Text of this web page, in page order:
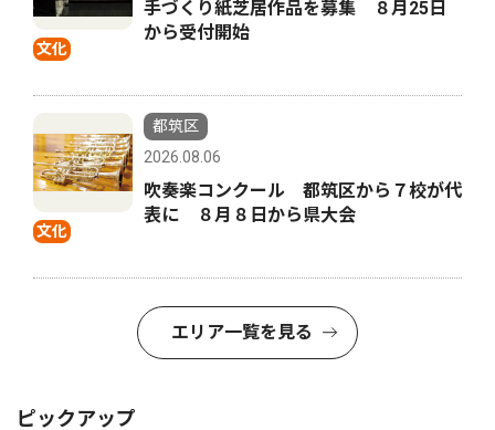
文化
手づくり紙芝居作品を募集 ８月25日
から受付開始
文化
都筑区
2026.08.06
吹奏楽コンクール 都筑区から７校が代
表に ８月８日から県大会
エリア一覧を見る
ピックアップ